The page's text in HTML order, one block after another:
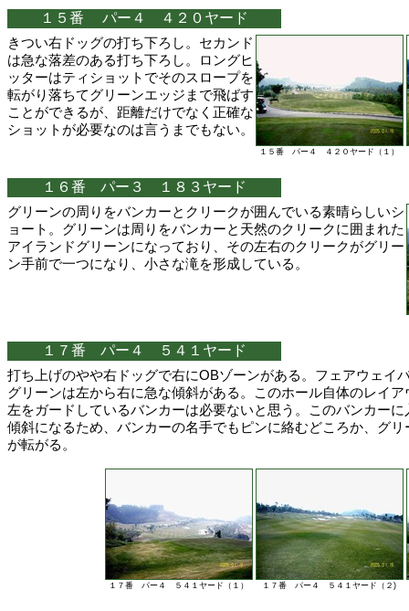
１５番 パー４ ４２０ヤード
１５番 パー４ ４２０ヤード（１）
きつい右ドッグの打ち下ろし。セカンド
は急な落差のある打ち下ろし。ロングヒ
ッターはティショットでそのスロープを
転がり落ちてグリーンエッジまで飛ばす
ことができるが、距離だけでなく正確な
ショットが必要なのは言うまでもない。
１６番 パー３ １８３ヤード
グリーンの周りをバンカーとクリークが囲んでいる素晴らしいシ
ョート。グリーンは周りをバンカーと天然のクリークに囲まれた
アイランドグリーンになっており、その左右のクリークがグリー
ン手前で一つになり、小さな滝を形成している。
１７番 パー４ ５４１ヤード
打ち上げのやや右ドッグで右にOBゾーンがある。フェアウェイ
グリーンは左から右に急な傾斜がある。このホール自体のレイ
左をガードしているバンカーは必要ないと思う。このバンカー
傾斜になるため、バンカーの名手でもピンに絡むどころか、グ
が転がる。
１７番 パー４ ５４１ヤード（２)
１７番 パー４ ５４１ヤード（１）